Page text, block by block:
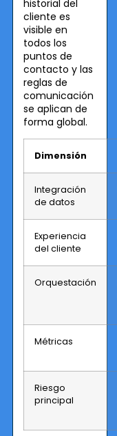
historial del
cliente es
visible en
todos los
puntos de
contacto y las
reglas de
comunicación
se aplican de
forma global.
Dimensión
Integración
de datos
Experiencia
del cliente
Orquestación
Métricas
Riesgo
principal